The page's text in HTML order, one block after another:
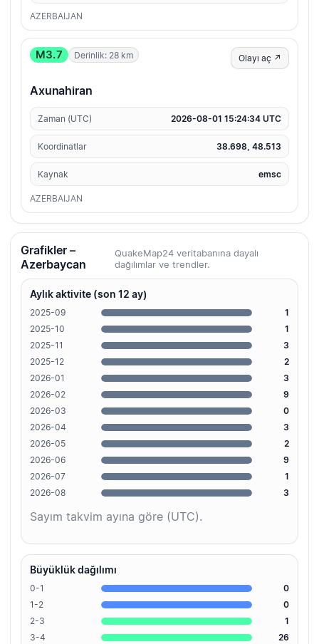
AZERBAIJAN
M3.7 Derinlik: 28 km Olayı aç ↗
Axunahiran
Zaman (UTC) 2026-08-01 15:24:34 UTC
Koordinatlar 38.698, 48.513
Kaynak emsc
AZERBAIJAN
Grafikler –
Azerbaycan
QuakeMap24 veritabanına dayalı
dağılımlar ve trendler.
Aylık aktivite (son 12 ay)
2025-09
1
2025-10
1
2025-11
3
2025-12
2
2026-01
3
2026-02
9
2026-03
0
2026-04
3
2026-05
2
2026-06
9
2026-07
1
2026-08
3
Sayım takvim ayına göre (UTC).
Büyüklük dağılımı
0-1
0
1-2
0
2-3
1
3-4
26